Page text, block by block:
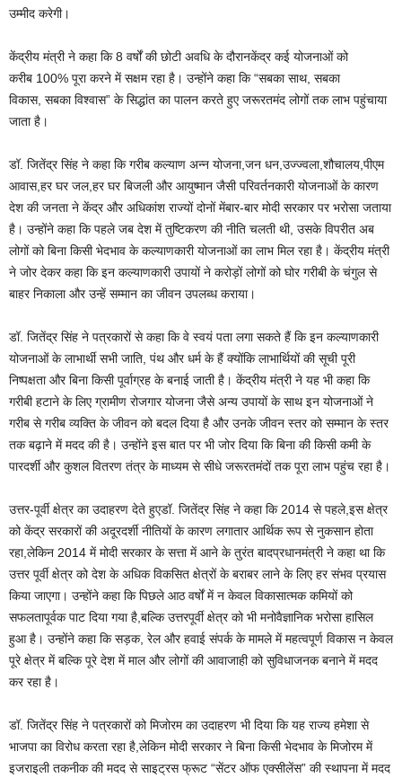
उम्मीद करेगी।
केंद्रीय मंत्री ने कहा कि 8 वर्षों की छोटी अवधि के दौरानकेंद्र कई योजनाओं को
करीब 100% पूरा करने में सक्षम रहा है। उन्होंने कहा कि “सबका साथ, सबका
विकास, सबका विश्वास” के सिद्धांत का पालन करते हुए जरूरतमंद लोगों तक लाभ पहुंचाया
जाता है।
डॉ. जितेंद्र सिंह ने कहा कि गरीब कल्याण अन्न योजना,जन धन,उज्ज्वला,शौचालय,पीएम
आवास,हर घर जल,हर घर बिजली और आयुष्मान जैसी परिवर्तनकारी योजनाओं के कारण
देश की जनता ने केंद्र और अधिकांश राज्यों दोनों मेंबार-बार मोदी सरकार पर भरोसा जताया
है। उन्होंने कहा कि पहले जब देश में तुष्टिकरण की नीति चलती थी, उसके विपरीत अब
लोगों को बिना किसी भेदभाव के कल्याणकारी योजनाओं का लाभ मिल रहा है। केंद्रीय मंत्री
ने जोर देकर कहा कि इन कल्याणकारी उपायों ने करोड़ों लोगों को घोर गरीबी के चंगुल से
बाहर निकाला और उन्हें सम्मान का जीवन उपलब्ध कराया।
डॉ. जितेंद्र सिंह ने पत्रकारों से कहा कि वे स्वयं पता लगा सकते हैं कि इन कल्याणकारी
योजनाओं के लाभार्थी सभी जाति, पंथ और धर्म के हैं क्योंकि लाभार्थियों की सूची पूरी
निष्पक्षता और बिना किसी पूर्वाग्रह के बनाई जाती है। केंद्रीय मंत्री ने यह भी कहा कि
गरीबी हटाने के लिए ग्रामीण रोजगार योजना जैसे अन्य उपायों के साथ इन योजनाओं ने
गरीब से गरीब व्यक्ति के जीवन को बदल दिया है और उनके जीवन स्तर को सम्मान के स्तर
तक बढ़ाने में मदद की है। उन्होंने इस बात पर भी जोर दिया कि बिना की किसी कमी के
पारदर्शी और कुशल वितरण तंत्र के माध्यम से सीधे जरूरतमंदों तक पूरा लाभ पहुंच रहा है।
उत्तर-पूर्वी क्षेत्र का उदाहरण देते हुएडॉ. जितेंद्र सिंह ने कहा कि 2014 से पहले,इस क्षेत्र
को केंद्र सरकारों की अदूरदर्शी नीतियों के कारण लगातार आर्थिक रूप से नुकसान होता
रहा,लेकिन 2014 में मोदी सरकार के सत्ता में आने के तुरंत बादप्रधानमंत्री ने कहा था कि
उत्तर पूर्वी क्षेत्र को देश के अधिक विकसित क्षेत्रों के बराबर लाने के लिए हर संभव प्रयास
किया जाएगा। उन्होंने कहा कि पिछले आठ वर्षों में न केवल विकासात्मक कमियों को
सफलतापूर्वक पाट दिया गया है,बल्कि उत्तरपूर्वी क्षेत्र को भी मनोवैज्ञानिक भरोसा हासिल
हुआ है। उन्होंने कहा कि सड़क, रेल और हवाई संपर्क के मामले में महत्वपूर्ण विकास न केवल
पूरे क्षेत्र में बल्कि पूरे देश में माल और लोगों की आवाजाही को सुविधाजनक बनाने में मदद
कर रहा है।
डॉ. जितेंद्र सिंह ने पत्रकारों को मिजोरम का उदाहरण भी दिया कि यह राज्य हमेशा से
भाजपा का विरोध करता रहा है,लेकिन मोदी सरकार ने बिना किसी भेदभाव के मिजोरम में
इजराइली तकनीक की मदद से साइट्रस फ्रूट “सेंटर ऑफ एक्सीलेंस” की स्थापना में मदद